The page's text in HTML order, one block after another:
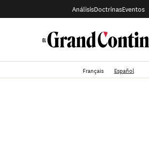
AnálisisDoctrinasEventos
Français Español